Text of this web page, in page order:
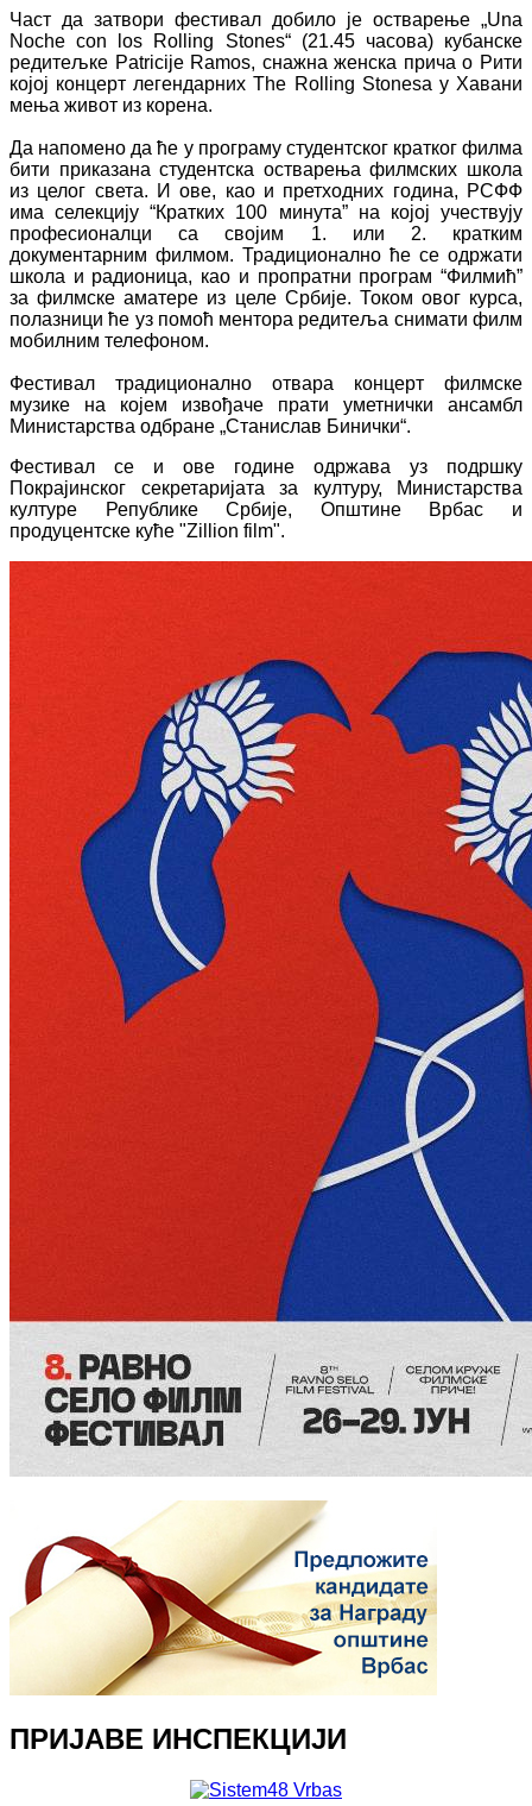
Част да затвори фестивал добило је остварење „Una
Noche con los Rolling Stones“ (21.45 часова) кубанске
редитељке Patricije Ramos, снажна женска прича о Рити
којој концерт легендарних The Rolling Stonesa у Хавани
мења живот из корена.
Да напомено да ће у програму студентског кратког филма
бити приказана студентска остварења филмских школа
из целог света. И ове, као и претходних година, РСФФ
има селекцију “Кратких 100 минута” на којој учествују
професионалци са својим 1. или 2. кратким
документарним филмом. Традиционално ће се одржати
школа и радионица, као и пропратни програм “Филмић”
за филмске аматере из целе Србије. Током овог курса,
полазници ће уз помоћ ментора редитеља снимати филм
мобилним телефоном.
Фестивал традиционално отвара концерт филмске
музике на којем извођаче прати уметнички ансамбл
Министарства одбране „Станислав Бинички“.
Фестивал се и ове године одржава уз подршку
Покрајинског секретаријата за културу, Министарства
културе Републике Србије, Општине Врбас и
продуцентске куће "Zillion film".
ПРИЈАВЕ ИНСПЕКЦИЈИ